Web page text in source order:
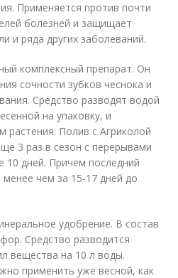
Применяется против почти
болезней и защищает
и ряда других заболеваний.
комплексный препарат. Он
сочности зубков чеснока и
Средство разводят водой
на упаковку, и
растения. Полив с Агриколой
3 раз в сезон с перерывами
дней. Причем последний
чем за 15-17 дней до
удобрение. В состав
Средство разводится
вещества на 10 л воды.
применить уже весной, как